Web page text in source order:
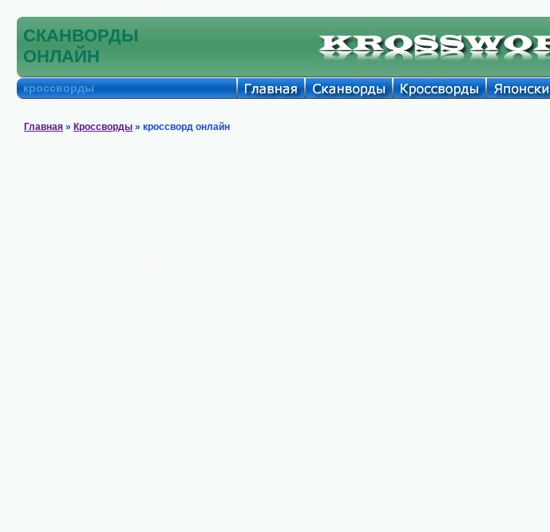
СКАНВОРДЫ
ОНЛАЙН
кроссворды
Главная » Кроссворды » кроссворд онлайн